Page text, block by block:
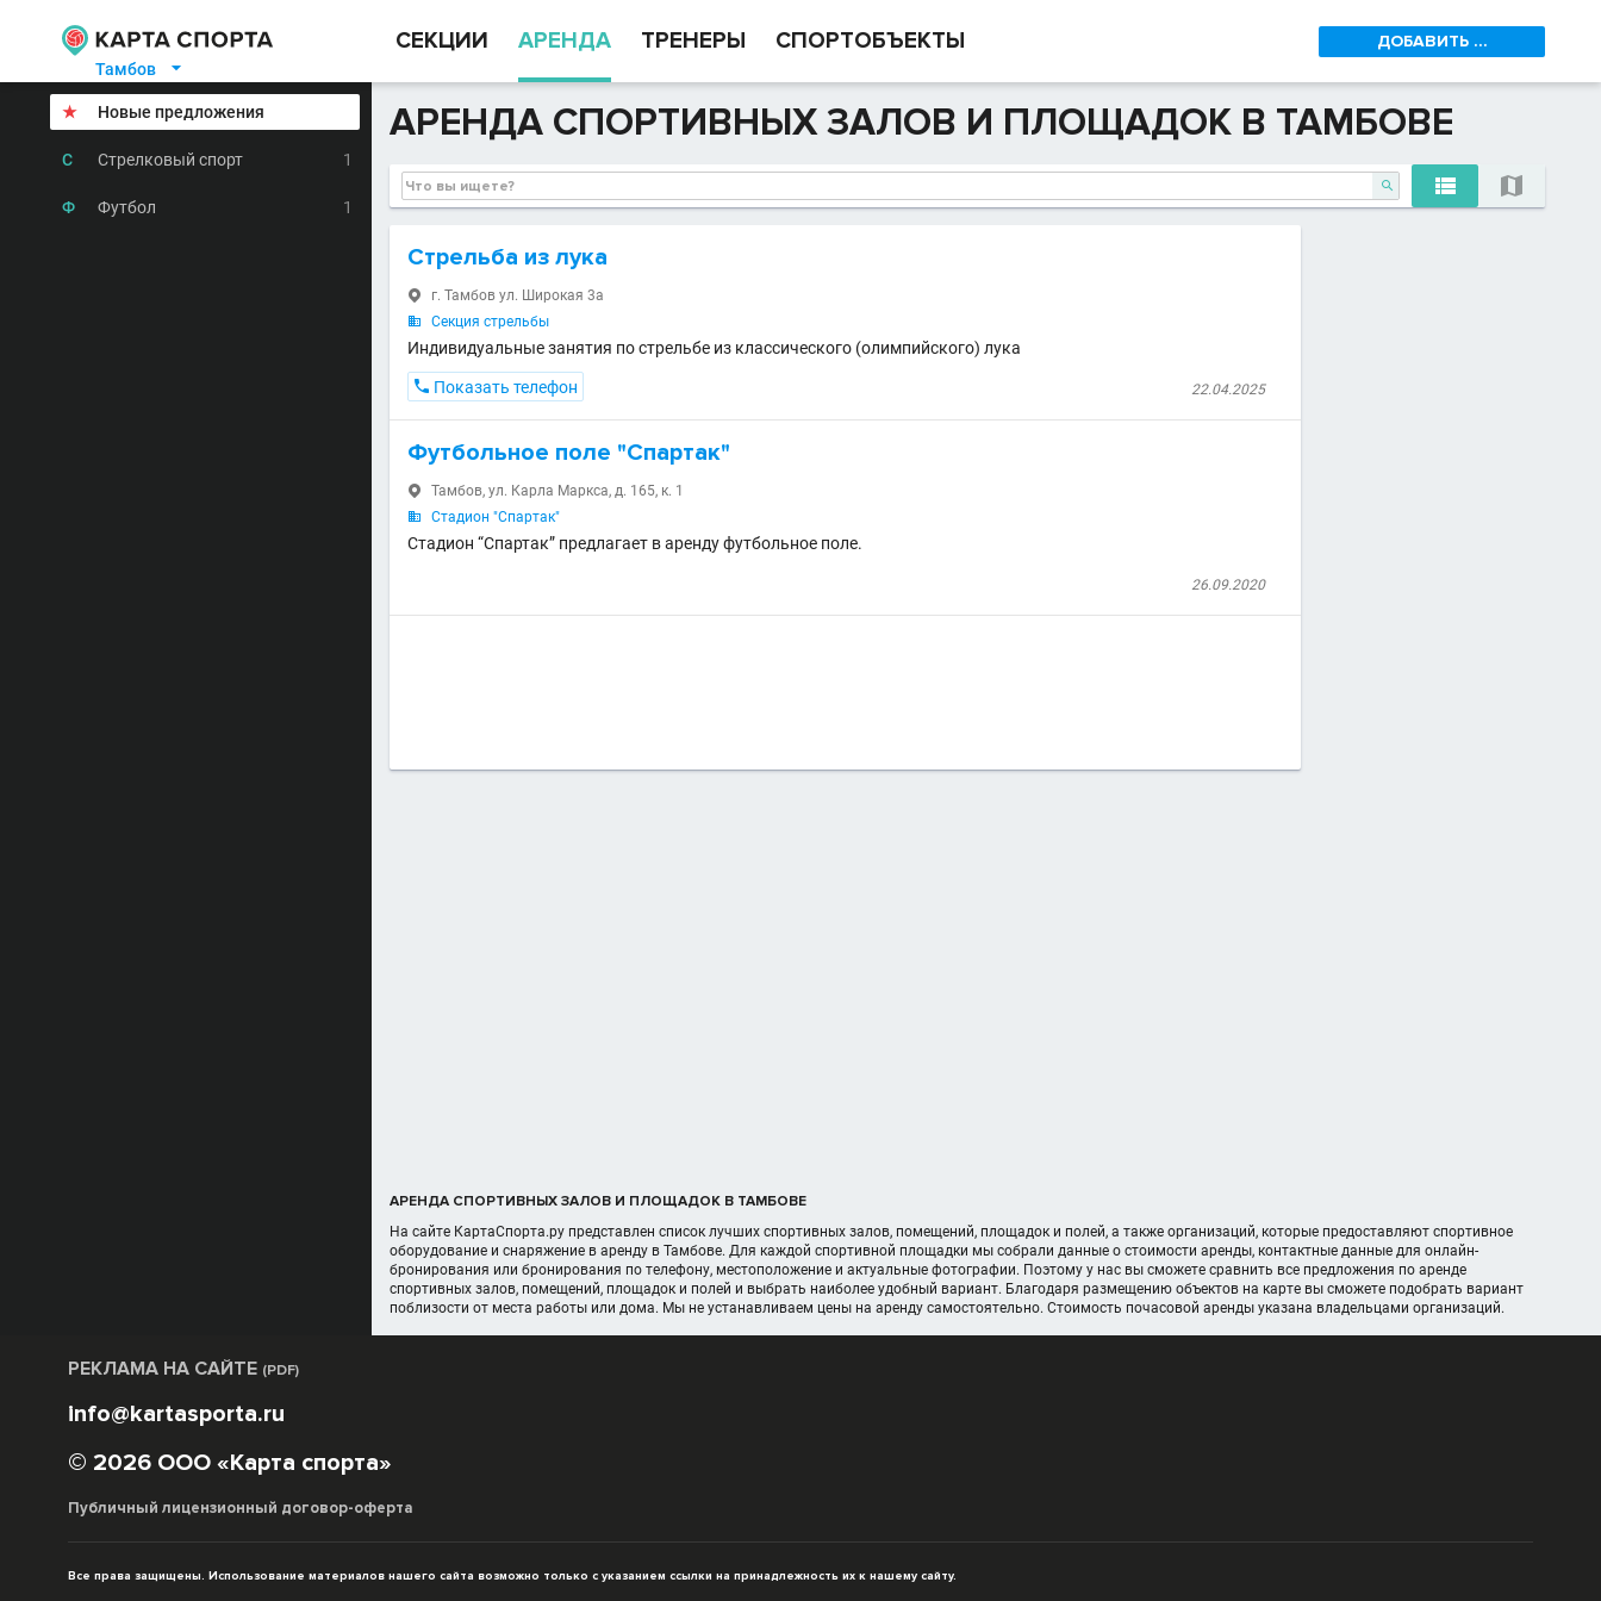
Тамбов 
СЕКЦИИ АРЕНДА ТРЕНЕРЫ СПОРТОБЪЕКТЫ ДОБАВИТЬ ...
★ Новые предложения
С Стрелковый спорт 1
Ф Футбол 1
АРЕНДА СПОРТИВНЫХ ЗАЛОВ И ПЛОЩАДОК В ТАМБОВЕ
  
Стрельба из лука
 г. Тамбов ул. Широкая 3а
 Секция стрельбы
Индивидуальные занятия по стрельбе из классического (олимпийского) лука
22.04.2025
 Показать телефон
Футбольное поле "Спартак"
 Тамбов, ул. Карла Маркса, д. 165, к. 1
 Стадион "Спартак"
Стадион “Спартак” предлагает в аренду футбольное поле.
26.09.2020
АРЕНДА СПОРТИВНЫХ ЗАЛОВ И ПЛОЩАДОК В ТАМБОВЕ
На сайте КартаСпорта.ру представлен список лучших спортивных залов, помещений, площадок и полей, а также организаций, которые предоставляют спортивное
оборудование и снаряжение в аренду в Тамбове. Для каждой спортивной площадки мы собрали данные о стоимости аренды, контактные данные для онлайн-
бронирования или бронирования по телефону, местоположение и актуальные фотографии. Поэтому у нас вы сможете сравнить все предложения по аренде
спортивных залов, помещений, площадок и полей и выбрать наиболее удобный вариант. Благодаря размещению объектов на карте вы сможете подобрать вариант
поблизости от места работы или дома. Мы не устанавливаем цены на аренду самостоятельно. Стоимость почасовой аренды указана владельцами организаций.
РЕКЛАМА НА САЙТЕ (PDF)
info@kartasporta.ru
© 2026 ООО «Карта спорта»
Публичный лицензионный договор-оферта
Все права защищены. Использование материалов нашего сайта возможно только с указанием ссылки на принадлежность их к нашему сайту.